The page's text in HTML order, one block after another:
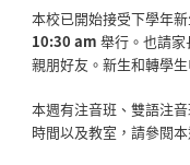
本校已開始接受下學年
10:30 am 舉行。也請
親朋好友。新生和轉學
本週有注音班、雙語注
時間以及教室，請參閱